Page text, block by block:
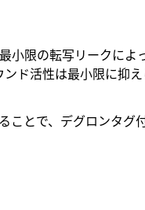
小限の転写リークによ
ド活性は最小限に抑え
とで、デグロンタグ